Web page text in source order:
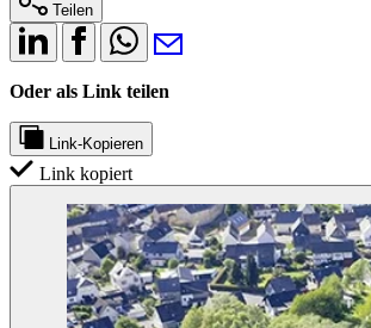
Teilen
Oder als Link teilen
Link-Kopieren
Link kopiert